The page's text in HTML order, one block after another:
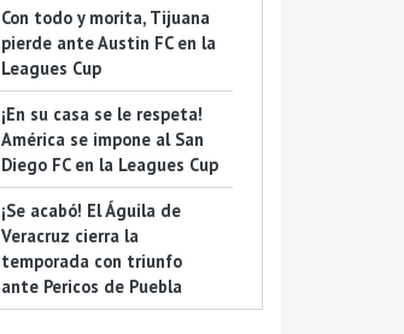
Con todo y morita, Tijuana
pierde ante Austin FC en la
Leagues Cup
¡En su casa se le respeta!
América se impone al San
Diego FC en la Leagues Cup
¡Se acabó! El Águila de
Veracruz cierra la
temporada con triunfo
ante Pericos de Puebla